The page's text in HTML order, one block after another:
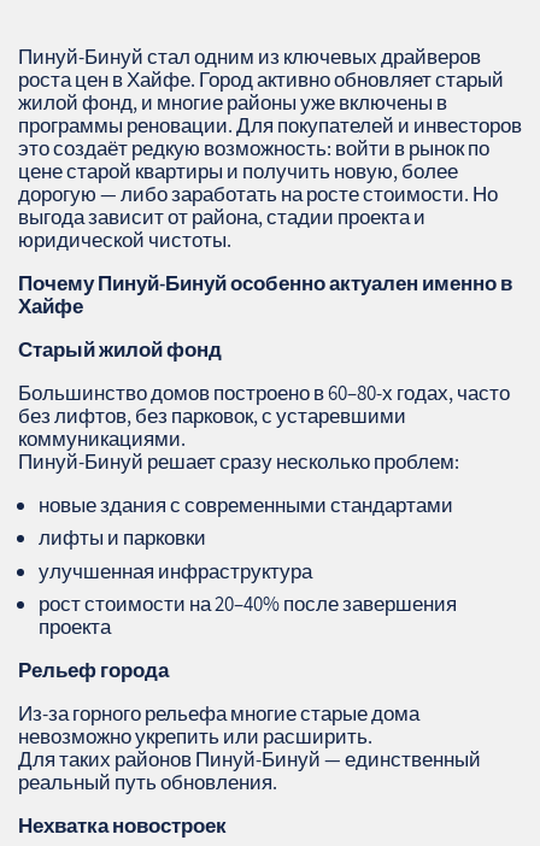
Пинуй‑Бинуй стал одним из ключевых драйверов
роста цен в Хайфе. Город активно обновляет старый
жилой фонд, и многие районы уже включены в
программы реновации. Для покупателей и инвесторов
это создаёт редкую возможность: войти в рынок по
цене старой квартиры и получить новую, более
дорогую — либо заработать на росте стоимости. Но
выгода зависит от района, стадии проекта и
юридической чистоты.
Почему Пинуй‑Бинуй особенно актуален именно в
Хайфе
Старый жилой фонд
Большинство домов построено в 60–80‑х годах, часто
без лифтов, без парковок, с устаревшими
коммуникациями.
Пинуй‑Бинуй решает сразу несколько проблем:
новые здания с современными стандартами
лифты и парковки
улучшенная инфраструктура
рост стоимости на 20–40% после завершения
проекта
Рельеф города
Из-за горного рельефа многие старые дома
невозможно укрепить или расширить.
Для таких районов Пинуй‑Бинуй — единственный
реальный путь обновления.
Нехватка новостроек